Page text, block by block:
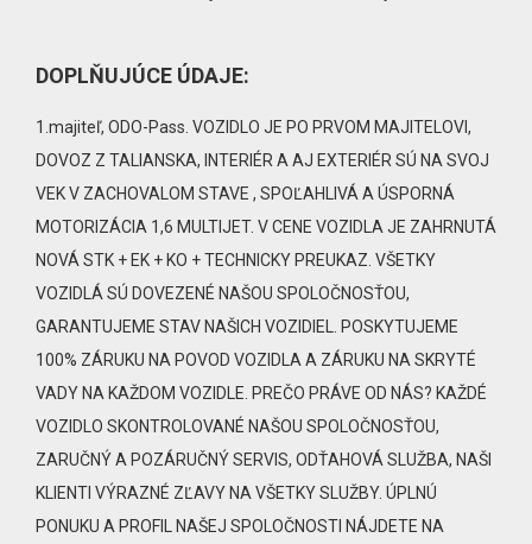
DOPLŇUJÚCE ÚDAJE:
1.majiteľ, ODO-Pass. VOZIDLO JE PO PRVOM MAJITELOVI,
DOVOZ Z TALIANSKA, INTERIÉR A AJ EXTERIÉR SÚ NA SVOJ
VEK V ZACHOVALOM STAVE , SPOĽAHLIVÁ A ÚSPORNÁ
MOTORIZÁCIA 1,6 MULTIJET. V CENE VOZIDLA JE ZAHRNUTÁ
NOVÁ STK + EK + KO + TECHNICKY PREUKAZ. VŠETKY
VOZIDLÁ SÚ DOVEZENÉ NAŠOU SPOLOČNOSŤOU,
GARANTUJEME STAV NAŠICH VOZIDIEL. POSKYTUJEME
100% ZÁRUKU NA POVOD VOZIDLA A ZÁRUKU NA SKRYTÉ
VADY NA KAŽDOM VOZIDLE. PREČO PRÁVE OD NÁS? KAŽDÉ
VOZIDLO SKONTROLOVANÉ NAŠOU SPOLOČNOSŤOU,
ZARUČNÝ A POZÁRUČNÝ SERVIS, ODŤAHOVÁ SLUŽBA, NAŠI
KLIENTI VÝRAZNÉ ZĽAVY NA VŠETKY SLUŽBY. ÚPLNÚ
PONUKU A PROFIL NAŠEJ SPOLOČNOSTI NÁJDETE NA